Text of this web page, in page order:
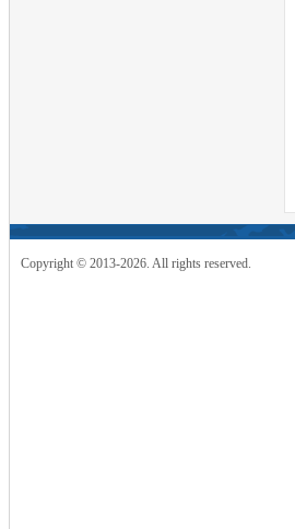
Copyright © 2013-2026. All rights reserved.